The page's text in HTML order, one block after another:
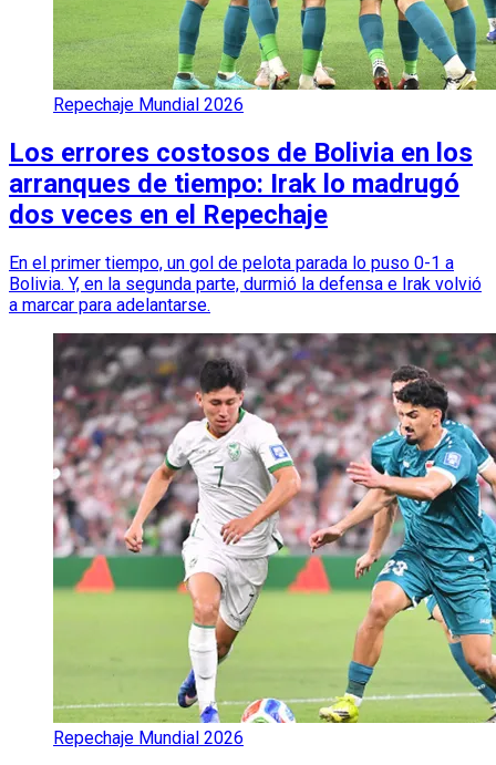
Repechaje Mundial 2026
Los errores costosos de Bolivia en los
arranques de tiempo: Irak lo madrugó
dos veces en el Repechaje
En el primer tiempo, un gol de pelota parada lo puso 0-1 a
Bolivia. Y, en la segunda parte, durmió la defensa e Irak volvió
a marcar para adelantarse.
Repechaje Mundial 2026